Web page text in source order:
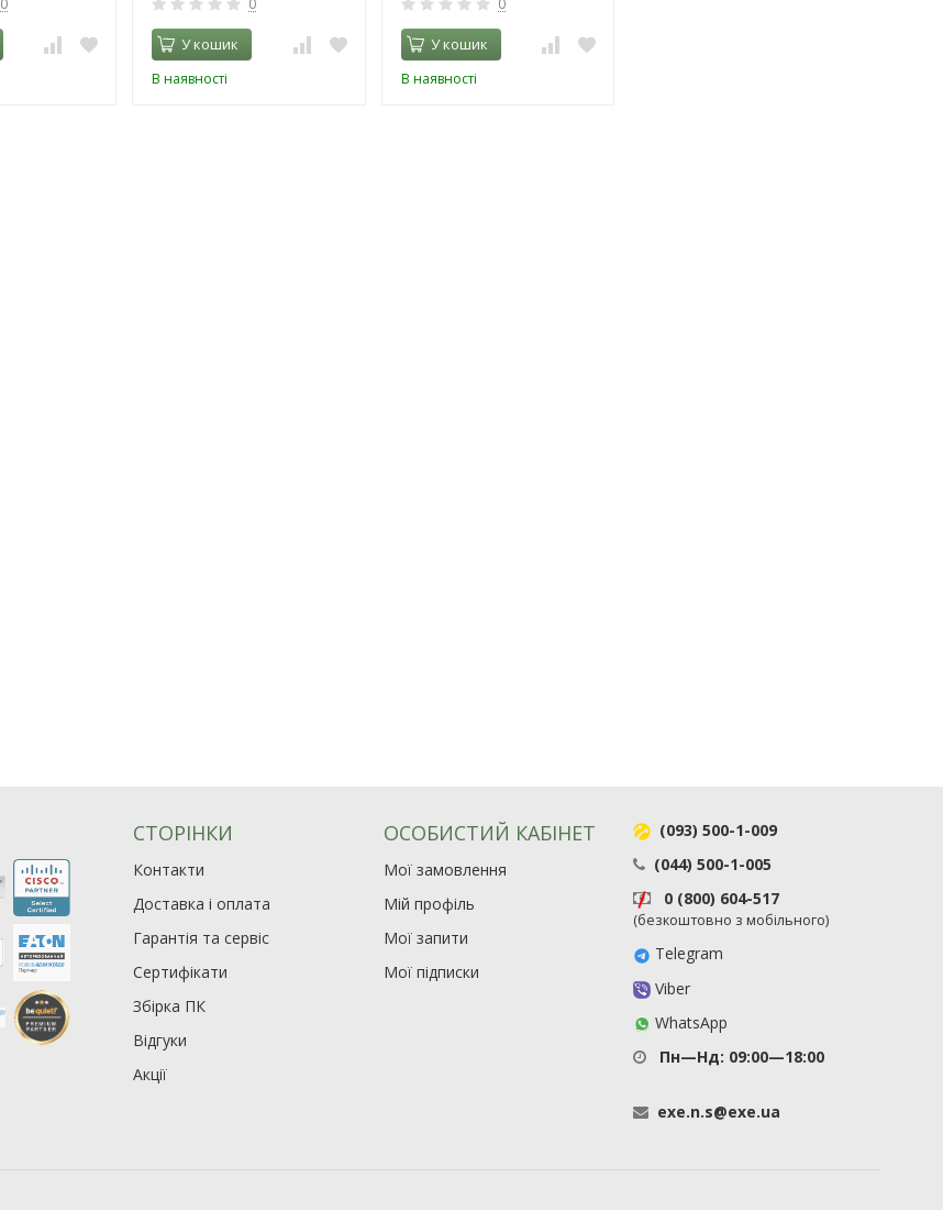
У кошик
В наявності
У кошик
В наявності
СТОРІНКИ
Контакти
Доставка і оплата
Гарантія та сервіс
Сертифікати
Збірка ПК
Відгуки
Акції
ОСОБИСТИЙ КАБІНЕТ
Мої замовлення
Мій профіль
Мої запити
Мої підписки
(093) 500-1-009
(044) 500-1-005
0 (800) 604-517
(безкоштовно з мобільного)
Telegram
Viber
WhatsApp
Пн—Нд: 09:00—18:00
exe.n.s@exe.ua